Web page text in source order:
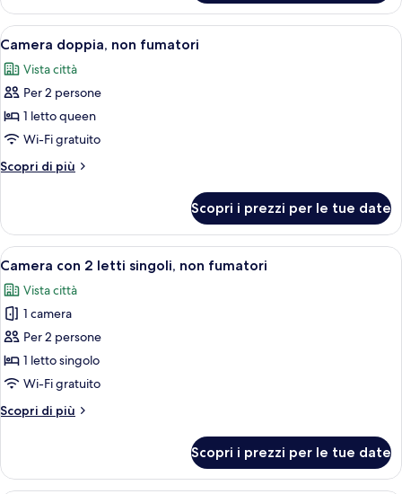
fumatori
Basic,
letto
non
fumatori
Apri
tutte
le
foto
per
Camera
doppia,
non
Una piscina con lettini e ombrelloni,
11
Camera doppia, non fumatori
Vista città
Per 2 persone
1 letto queen
Wi-Fi gratuito
Scopri di più
Altri
doppia,
non
fumatori
Scopri i prezzi per le tue date
Apri
tutte
le
foto
per
Camera
con
letti
fumatori
Una piscina con lettini e ombrelloni,
8
Camera con 2 letti singoli, non fumatori
Vista città
1 camera
Per 2 persone
1 letto singolo
Wi-Fi gratuito
Scopri di più
Altri
con
Scopri i prezzi per le tue date